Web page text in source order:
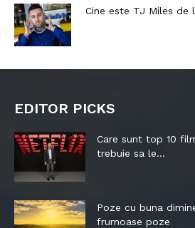
Cine este TJ Miles de
EDITOR PICKS
Care sunt top 10
trebuie sa le...
Poze cu buna
frumoase poze